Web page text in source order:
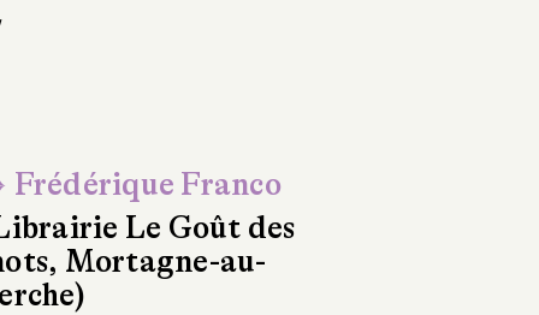
Franco
Le Goût des
Mortagne-au-